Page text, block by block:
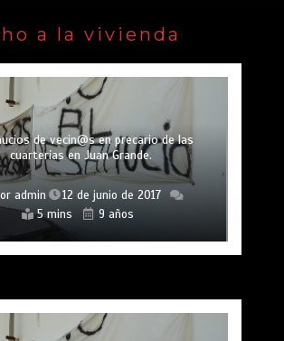
a la vivienda
de vecin@s en precario de las
cuarterías en Juan Grande.
admin
12 de junio de 2017
5 mins
9 años